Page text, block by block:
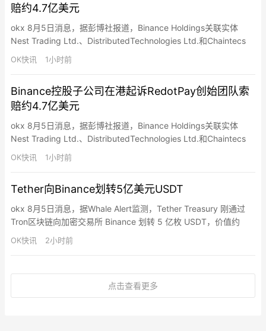
赔约4.7亿美元
okx 8月5日消息，据彭博社报道，Binance Holdings关联实体
Nest Trading Ltd.、DistributedTechnologies Ltd.和Chaintecs
Consulting Singapore Pte已在香港对加密支付公司RedotPay及其
联合创始人Gao Zhangpeng、Chan Wa Choi和Yao Chao…
OK快讯 1小时前
Binance控股子公司在港起诉RedotPay创始团队索
赔约4.7亿美元
okx 8月5日消息，据彭博社报道，Binance Holdings关联实体
Nest Trading Ltd.、DistributedTechnologies Ltd.和Chaintecs
Consulting Singapore Pte已在香港对加密支付公司RedotPay及其
联合创始人Gao Zhangpeng、Chan Wa Choi和Yao Chao…
OK快讯 1小时前
Tether向Binance划转5亿美元USDT
okx 8月5日消息，据Whale Alert监测，Tether Treasury 刚通过
Tron区块链向加密交易所 Binance 划转 5 亿枚 USDT，价值约
4.998 亿美元。
OK快讯 2小时前
点击查看更多